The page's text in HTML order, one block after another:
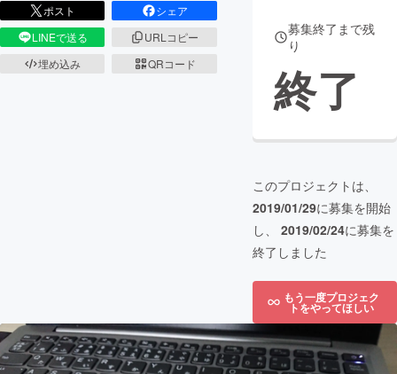
CAMPFIRE for Social Good CAMPFIRE Creation
CAMPFIREふるさと納税
コミュニティ
ポスト
シェア
LINEで送る
URLコピー
埋め込み
QRコード
募集終了まで残
り
終了
このプロジェクトは、
2019/01/29に募集を開始
し、 2019/02/24に募集を
終了しました
もう一度プロジェク
トをやってほしい